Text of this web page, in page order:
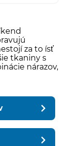
za to ísť
tkaniny s
nárazov,